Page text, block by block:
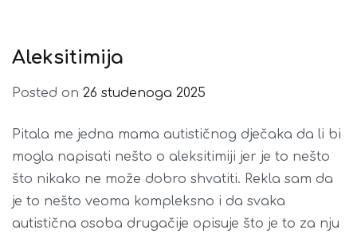
Aleksitimija
Posted on 26 studenoga 2025
Pitala me jedna mama autističnog dječaka da li bi
mogla napisati nešto o aleksitimiji jer je to nešto
što nikako ne može dobro shvatiti. Rekla sam da
je to nešto veoma kompleksno i da svaka
autistična osoba drugačije opisuje što je to za nju